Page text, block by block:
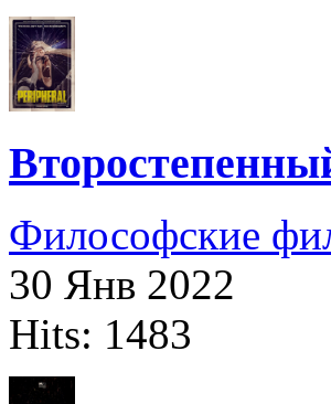
Философские
30 Янв 2022
Hits: 1483